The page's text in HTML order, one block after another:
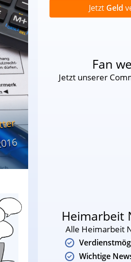
Jetzt Geld
Fan
Jetzt unserer
Heimarbeit
Alle Heimarbeit
Wichtige